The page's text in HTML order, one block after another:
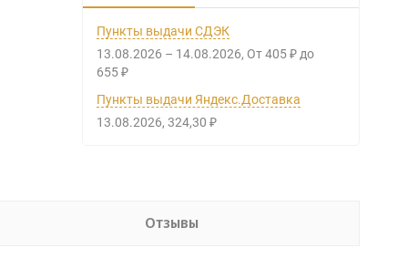
Пункты выдачи СДЭК
13.08.2026 – 14.08.2026 От 405 ₽ до
655 ₽
Пункты выдачи Яндекс.Доставка
13.08.2026 324,30 ₽
Отзывы